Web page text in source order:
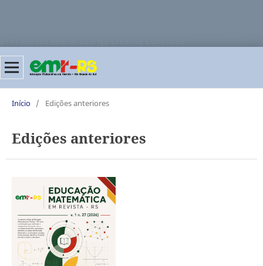
Início / Edições anteriores
Edições anteriores